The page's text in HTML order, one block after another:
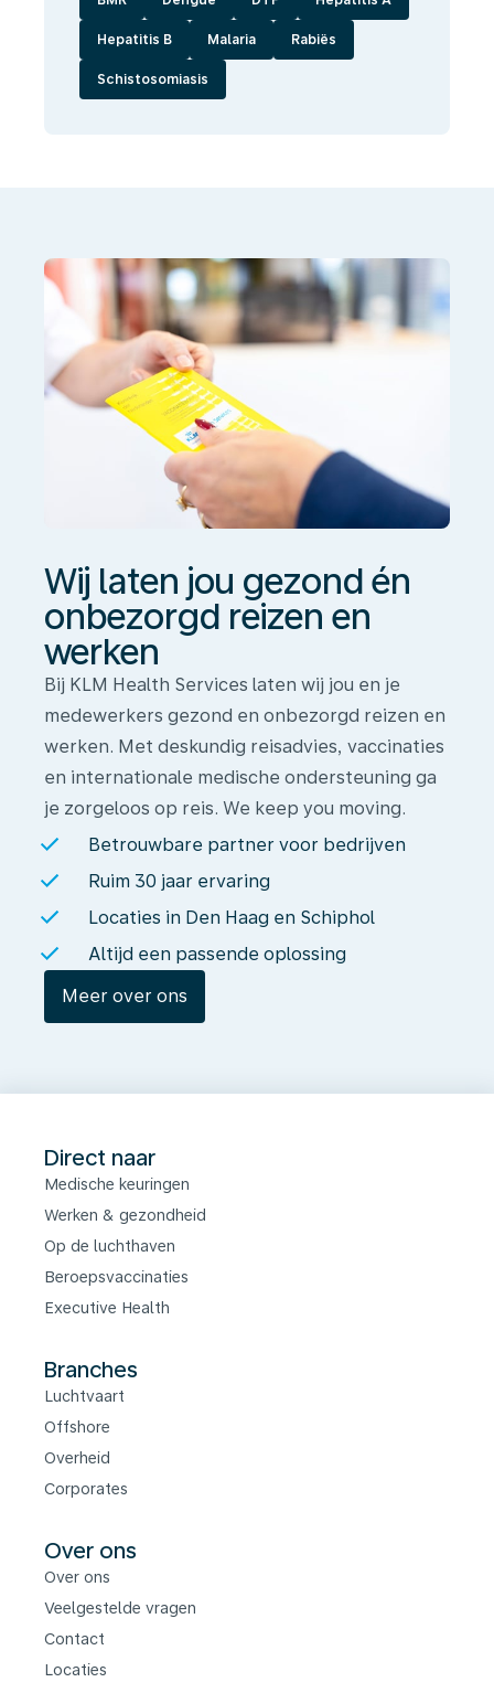
Hepatitis B Malaria Rabiës
Schistosomiasis
onbezorgd
reizen
werken
Wij laten jou gezond én
onbezorgd reizen en
werken
Bij KLM Health Services laten wij jou en je
medewerkers gezond en onbezorgd reizen en
werken. Met deskundig reisadvies, vaccinaties
en internationale medische ondersteuning ga
je zorgeloos op reis. We keep you moving.
Betrouwbare partner voor bedrijven
Ruim 30 jaar ervaring
Locaties in Den Haag en Schiphol
Altijd een passende oplossing
Meer over ons
Direct naar
Medische keuringen
Werken & gezondheid
Op de luchthaven
Beroepsvaccinaties
Executive Health
Branches
Luchtvaart
Offshore
Overheid
Corporates
Over ons
Over ons
Veelgestelde vragen
Contact
Locaties